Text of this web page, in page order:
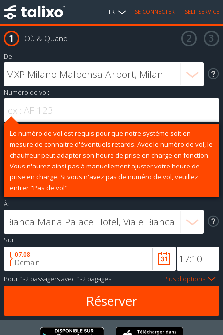
FR SE CONNECTER SELF SERVICE
Où & Quand
De:
Numéro de vol:
Le numéro de vol est requis pour que notre système soit en
mesure de connaitre d'éventuels retards. Avec le numéro de vol, le
chauffeur peut adapter son heure de prise en charge en fonction.
Vous n'aurez ainsi pas à manuellement ajuster votre heure de
prise en charge. Si vous n'avez pas de numéro de vol, veuillez
entrer "Pas de vol"
À:
Sur:
07.08
Demain
Pour 1-2 passagersavec 1-2 bagages Plus d'options